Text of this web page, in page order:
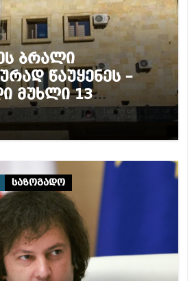
ბრალი
წაუყენეს –
მუხლი 13
საზოგადო